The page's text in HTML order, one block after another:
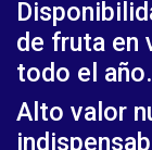
de fruta en
todo el año.
Alto valor